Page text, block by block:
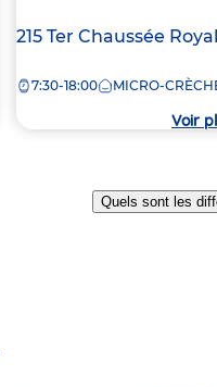
Adresse
la
215 Ter Chaussée
7:30-18:00 MICRO-
Voir
Quels sont les